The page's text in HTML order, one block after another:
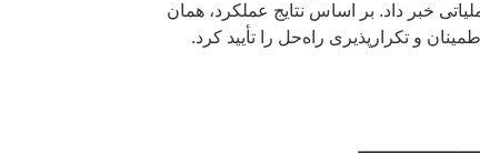
خبر داد. بر اساس نتایج عملکرد، همان
و تکرارپذیری راه‌حل را تأیید کرد.